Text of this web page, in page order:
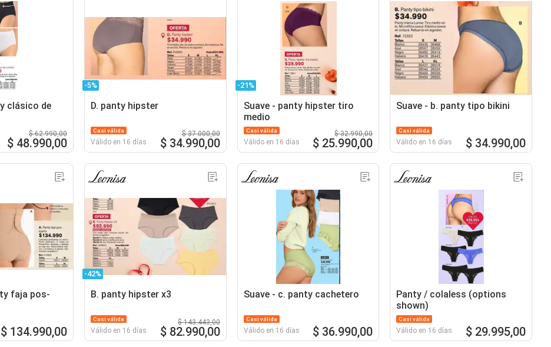
clásico de
$ 62.990,00
$ 48.990,00
-5%
D. panty hipster
Casi válida
Válido en 16 días
$ 37.000,00
$ 34.990,00
-21%
Suave - panty hipster tiro
medio
Casi válida
Válido en 16 días
$ 32.990,00
$ 25.990,00
Suave - b. panty tipo bikini
Casi válida
Válido en 16 días $ 34.990,00
faja pos-
$ 134.990,00
-42%
B. panty hipster x3
Casi válida
Válido en 16 días
$ 143.443,00
$ 82.990,00
Suave - c. panty cachetero
Casi válida
Válido en 16 días $ 36.990,00
Panty / colaless (options
shown)
Casi válida
Válido en 16 días $ 29.995,00